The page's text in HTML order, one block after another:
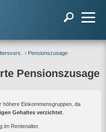
Pensionszusage
Pensionszusage
höhere Einkommensgruppen, da
Gehaltes verzichtet
im Rentenalter.